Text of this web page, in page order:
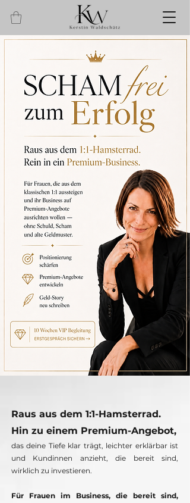
Raus aus dem 1:1-Hamsterrad.
Hin zu einem Premium-Angebot,
das deine Tiefe klar trägt, leichter erklärbar ist
und Kundinnen anzieht, die bereit sind,
wirklich zu investieren.
Für Frauen im Business, die bereit sind,